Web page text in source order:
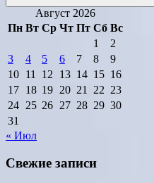
Поиск
Август 2026
Пн Вт Ср Чт Пт Сб Вс
1
2
3
4 5 6 7 8
9
10 11 12 13 14 15 16
17 18 19 20 21 22 23
24 25 26 27 28 29 30
31
« Июл
Свежие записи